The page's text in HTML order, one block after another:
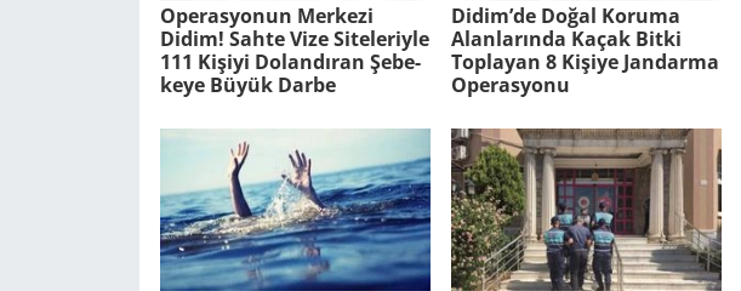
Ope­ras­yo­nun Mer­ke­zi
Didim! Sahte Vize Si­te­le­riy­le
111 Ki­şi­yi Do­lan­dı­ran Şe­be­
ke­ye Büyük Darbe
Didim’de Doğal Ko­ru­ma
Alan­la­rın­da Kaçak Bitki
Top­la­yan 8 Ki­şi­ye Jan­dar­ma
Ope­ras­yo­nu